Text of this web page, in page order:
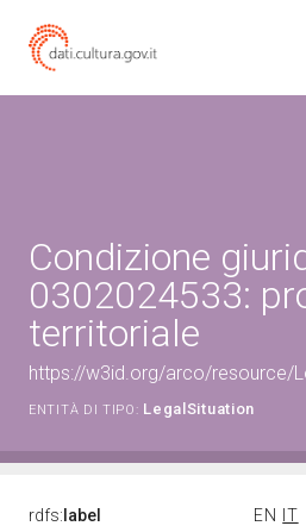
Condizione
0302024533:
territoriale
https://w3id.org/arco/resource/
ENTITÀ DI TIPO: LegalSituation
rdfs: label EN
IT